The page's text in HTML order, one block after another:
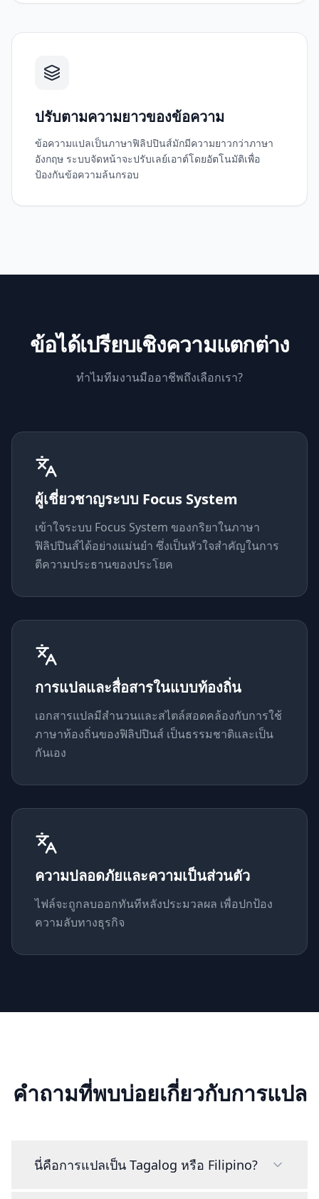
ปรับตามความยาวของข้อความ
ข้อความแปลเป็นภาษาฟิลิปปินส์มักมีความยาวกว่าภาษา
อังกฤษ ระบบจัดหน้าจะปรับเลย์เอาต์โดยอัตโนมัติเพื่อ
ป้องกันข้อความล้นกรอบ
ข้อได้เปรียบเชิงความแตกต่าง
ทำไมทีมงานมืออาชีพถึงเลือกเรา?
ผู้เชี่ยวชาญระบบ Focus System
เข้าใจระบบ Focus System ของกริยาในภาษา
ฟิลิปปินส์ได้อย่างแม่นยำ ซึ่งเป็นหัวใจสำคัญในการ
ตีความประธานของประโยค
การแปลและสื่อสารในแบบท้องถิ่น
เอกสารแปลมีสำนวนและสไตล์สอดคล้องกับการใช้
ภาษาท้องถิ่นของฟิลิปปินส์ เป็นธรรมชาติและเป็น
กันเอง
ความปลอดภัยและความเป็นส่วนตัว
ไฟล์จะถูกลบออกทันทีหลังประมวลผล เพื่อปกป้อง
ความลับทางธุรกิจ
คำถามที่พบบ่อยเกี่ยวกับการแปล
นี่คือการแปลเป็น Tagalog หรือ Filipino?